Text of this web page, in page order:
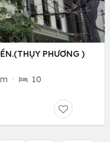
PHƯƠNG )
· 10